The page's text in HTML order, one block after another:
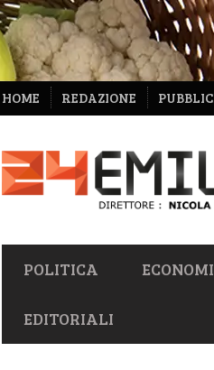
NAVIGAZIONE
SECONDARIA
HOME REDAZIONE
NAVIGAZIONE
PRIMARIA
POLITICA
EDITORIALI